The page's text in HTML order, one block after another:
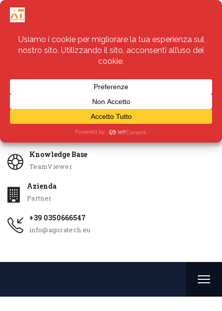
Servizi
Knowledge Base
TeamViewer
Azienda
Partner
+39 0350666547
info@agoratech.eu